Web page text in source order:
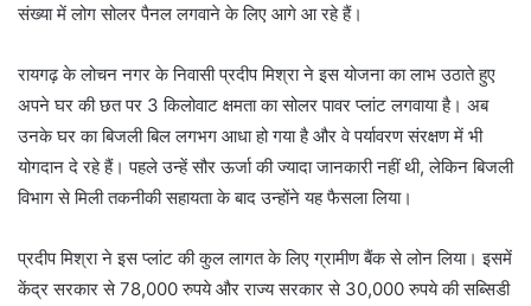
संख्या में लोग सोलर पैनल लगवाने के लिए आगे आ रहे हैं।
रायगढ़ के लोचन नगर के निवासी प्रदीप मिश्रा ने इस योजना का लाभ उठाते हुए
अपने घर की छत पर 3 किलोवाट क्षमता का सोलर पावर प्लांट लगवाया है। अब
उनके घर का बिजली बिल लगभग आधा हो गया है और वे पर्यावरण संरक्षण में भी
योगदान दे रहे हैं। पहले उन्हें सौर ऊर्जा की ज्यादा जानकारी नहीं थी, लेकिन बिजली
विभाग से मिली तकनीकी सहायता के बाद उन्होंने यह फैसला लिया।
प्रदीप मिश्रा ने इस प्लांट की कुल लागत के लिए ग्रामीण बैंक से लोन लिया। इसमें
केंद्र सरकार से 78,000 रुपये और राज्य सरकार से 30,000 रुपये की सब्सिडी